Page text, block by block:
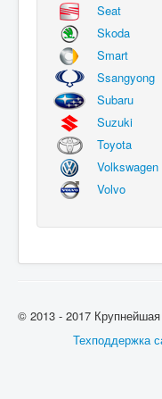
Seat
Skoda
Smart
Ssangyong
Subaru
Suzuki
Toyota
Volkswagen
Volvo
© 2013 - 2017
Техподдержка